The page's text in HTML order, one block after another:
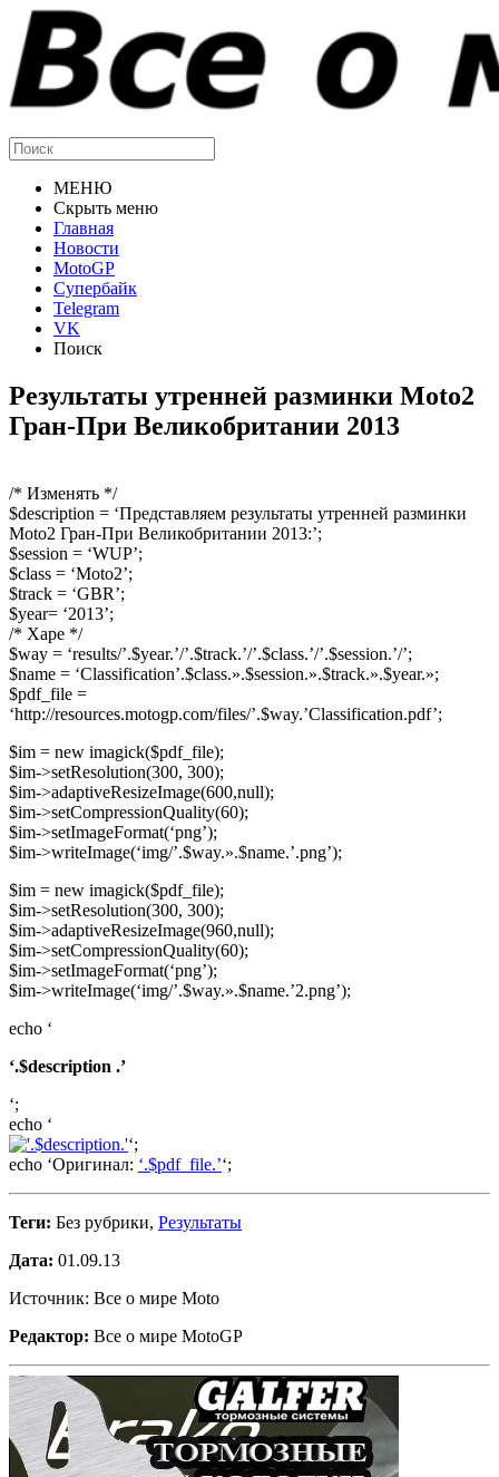
МЕНЮ
Скрыть меню
Главная
Новости
MotoGP
Супербайк
Telegram
VK
Поиск
Результаты утренней разминки Moto2
Гран-При Великобритании 2013
/* Изменять */
$description = ‘Представляем результаты утренней разминки
Moto2 Гран-При Великобритании 2013:’;
$session = ‘WUP’;
$class = ‘Moto2’;
$track = ‘GBR’;
$year= ‘2013’;
/* Харе */
$way = ‘results/’.$year.’/’.$track.’/’.$class.’/’.$session.’/’;
$name = ‘Classification’.$class.».$session.».$track.».$year.»;
$pdf_file =
‘http://resources.motogp.com/files/’.$way.’Classification.pdf’;
$im = new imagick($pdf_file);
$im->setResolution(300, 300);
$im->adaptiveResizeImage(600,null);
$im->setCompressionQuality(60);
$im->setImageFormat(‘png’);
$im->writeImage(‘img/’.$way.».$name.’.png’);
$im = new imagick($pdf_file);
$im->setResolution(300, 300);
$im->adaptiveResizeImage(960,null);
$im->setCompressionQuality(60);
$im->setImageFormat(‘png’);
$im->writeImage(‘img/’.$way.».$name.’2.png’);
echo ‘
‘.$description .’
‘;
echo ‘
‘;
echo ‘Оригинал: ‘.$pdf_file.’‘;
Теги: Без рубрики, Результаты
Дата: 01.09.13
Источник: Все о мире Moto
Редактор: Все о мире MotoGP